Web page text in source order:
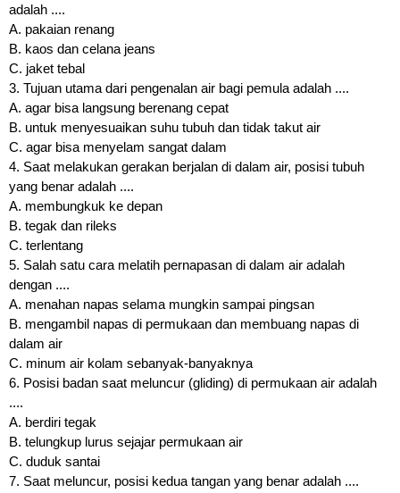
adalah ....
A. pakaian renang
B. kaos dan celana jeans
C. jaket tebal
3. Tujuan utama dari pengenalan air bagi pemula adalah ....
A. agar bisa langsung berenang cepat
B. untuk menyesuaikan suhu tubuh dan tidak takut air
C. agar bisa menyelam sangat dalam
4. Saat melakukan gerakan berjalan di dalam air, posisi tubuh
yang benar adalah ....
A. membungkuk ke depan
B. tegak dan rileks
C. terlentang
5. Salah satu cara melatih pernapasan di dalam air adalah
dengan ....
A. menahan napas selama mungkin sampai pingsan
B. mengambil napas di permukaan dan membuang napas di
dalam air
C. minum air kolam sebanyak-banyaknya
6. Posisi badan saat meluncur (gliding) di permukaan air adalah
....
A. berdiri tegak
B. telungkup lurus sejajar permukaan air
C. duduk santai
7. Saat meluncur, posisi kedua tangan yang benar adalah ....